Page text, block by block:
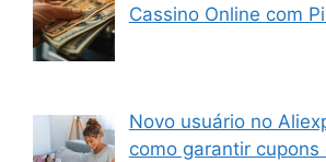
Cassino Online com
Novo usuário no
como garantir cupons